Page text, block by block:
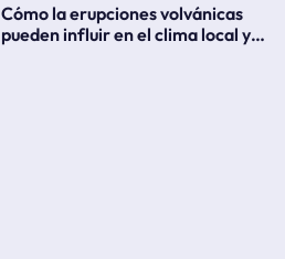
Cómo la erupciones volvánicas
pueden influir en el clima local y